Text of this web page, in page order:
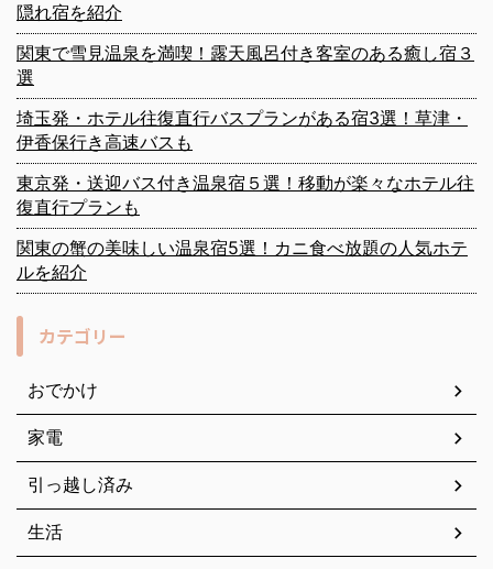
隠れ宿を紹介
関東で雪見温泉を満喫！露天風呂付き客室のある癒し宿３
選
埼玉発・ホテル往復直行バスプランがある宿3選！草津・
伊香保行き高速バスも
東京発・送迎バス付き温泉宿５選！移動が楽々なホテル往
復直行プランも
関東の蟹の美味しい温泉宿5選！カニ食べ放題の人気ホテ
ルを紹介
カテゴリー
おでかけ
家電
引っ越し済み
生活